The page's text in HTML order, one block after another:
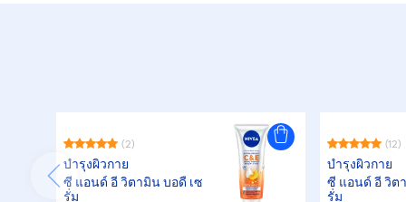
(2)
บำรุงผิวกาย
ซี แอนด์ อี วิตามิน บอดี้ เซ
รั่ม
(12)
บำรุงผิวกาย
ซี แอนด์ อี วิต
รั่ม